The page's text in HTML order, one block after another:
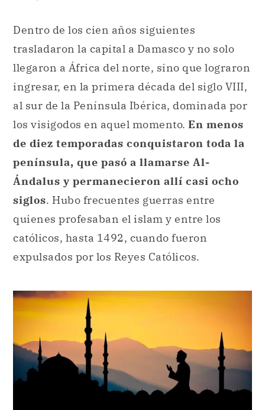
Dentro de los cien años siguientes
trasladaron la capital a Damasco y no solo
llegaron a África del norte, sino que lograron
ingresar, en la primera década del siglo VIII,
al sur de la Península Ibérica, dominada por
los visigodos en aquel momento. En menos
de diez temporadas conquistaron toda la
península, que pasó a llamarse Al-
Ándalus y permanecieron allí casi ocho
siglos. Hubo frecuentes guerras entre
quienes profesaban el islam y entre los
católicos, hasta 1492, cuando fueron
expulsados por los Reyes Católicos.